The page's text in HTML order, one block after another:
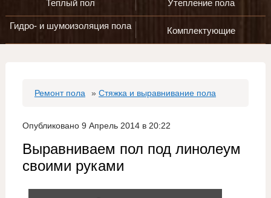
Теплый пол Утепление пола
Гидро- и шумоизоляция пола Комплектующие
Ремонт пола » Стяжка и выравнивание пола
Опубликовано 9 Апрель 2014 в 20:22
Выравниваем пол под линолеум
своими руками